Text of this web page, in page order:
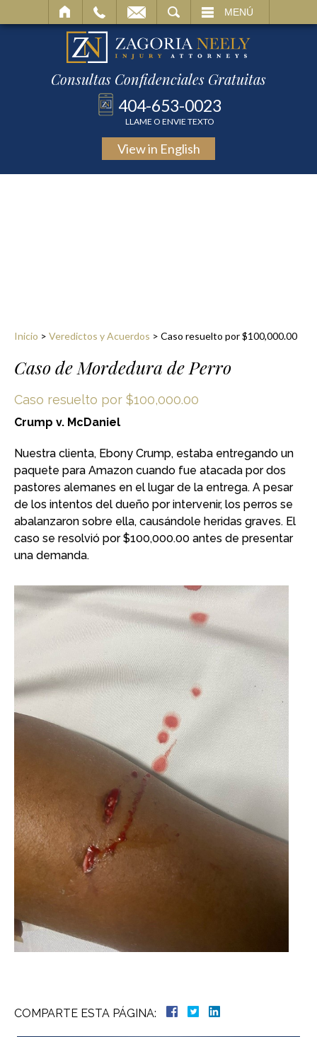
MENÚ
Consultas Confidenciales Gratuitas
404-653-0023
LLAME O ENVIE TEXTO
View in English
Inicio > Veredictos y Acuerdos > Caso resuelto por $100,000.00
Caso de Mordedura de Perro
Caso resuelto por $100,000.00
Crump v. McDaniel
Nuestra clienta, Ebony Crump, estaba entregando un
paquete para Amazon cuando fue atacada por dos
pastores alemanes en el lugar de la entrega. A pesar
de los intentos del dueño por intervenir, los perros se
abalanzaron sobre ella, causándole heridas graves. El
caso se resolvió por $100,000.00 antes de presentar
una demanda.
COMPARTE ESTA PÁGINA: